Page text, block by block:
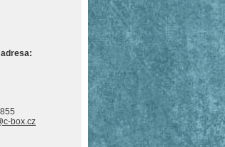
671
box.cz